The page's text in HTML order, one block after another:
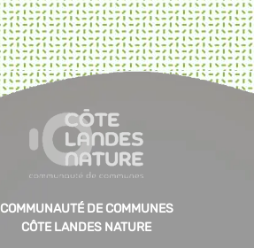
COMMUNAUTÉ DE COMMUNES
CÔTE LANDES NATURE